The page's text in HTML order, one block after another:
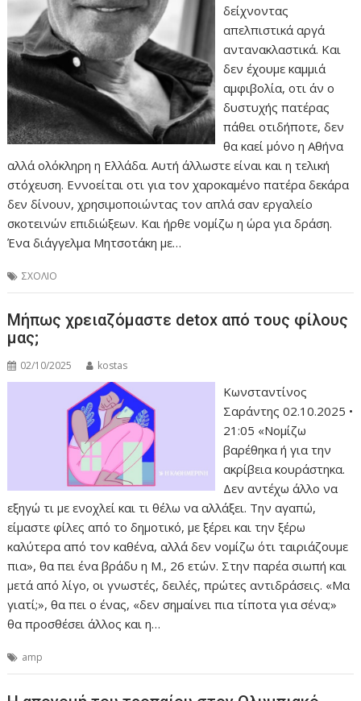
δείχνοντας
απελπιστικά αργά
αντανακλαστικά. Και
δεν έχουμε καμμιά
αμφιβολία, οτι άν ο
δυστυχής πατέρας
πάθει οτιδήποτε, δεν
θα καεί μόνο η Αθήνα
αλλά ολόκληρη η Ελλάδα. Αυτή άλλωστε είναι και η τελική
στόχευση. Εννοείται οτι για τον χαροκαμένο πατέρα δεκάρα
δεν δίνουν, χρησιμοποιώντας τον απλά σαν εργαλείο
σκοτεινών επιδιώξεων. Και ήρθε νομίζω η ώρα για δράση.
Ένα διάγγελμα Μητσοτάκη με…
ΣΧΟΛΙΟ
Μήπως χρειαζόμαστε detox από τους φίλους
μας;
02/10/2025 kostas
Κωνσταντίνος
Σαράντης 02.10.2025 •
21:05 «Νομίζω
βαρέθηκα ή για την
ακρίβεια κουράστηκα.
Δεν αντέχω άλλο να
εξηγώ τι με ενοχλεί και τι θέλω να αλλάξει. Την αγαπώ,
είμαστε φίλες από το δημοτικό, με ξέρει και την ξέρω
καλύτερα από τον καθένα, αλλά δεν νομίζω ότι ταιριάζουμε
πια», θα πει ένα βράδυ η Μ., 26 ετών. Στην παρέα σιωπή και
μετά από λίγο, οι γνωστές, δειλές, πρώτες αντιδράσεις. «Μα
γιατί;», θα πει ο ένας, «δεν σημαίνει πια τίποτα για σένα;»
θα προσθέσει άλλος και η…
amp